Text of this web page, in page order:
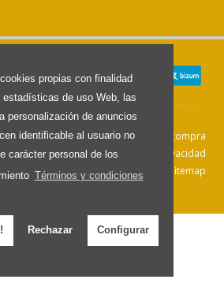
propias con finalidad
de uso Web, las
personalización de anuncios
identificable al usuario no
carácter personal de los
Términos y condiciones
Rechazar Configurar
Aviso Legal
Condiciones de compra
de devolución
Política de Privacidad
Política de Cookies
Sitemap